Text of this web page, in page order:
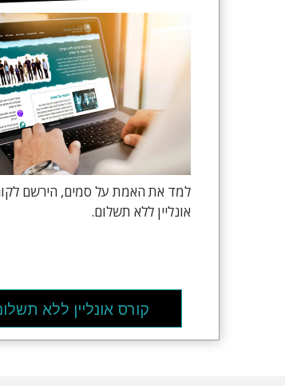
למד את האמת על סמים, הירשם
אונליין ללא תשלום.
קורס אונליין ללא